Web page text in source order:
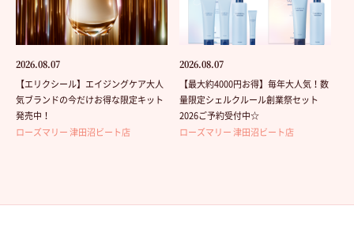
2026.08.07
【エリクシール】エイジングケア大人
気ブランドの今だけお得な限定キット
発売中！
ローズマリー 津田沼ビート店
2026.08.07
【最大約4000円お得】毎年大人気！数
量限定シェルクルール創業祭セット
2026ご予約受付中☆
ローズマリー 津田沼ビート店